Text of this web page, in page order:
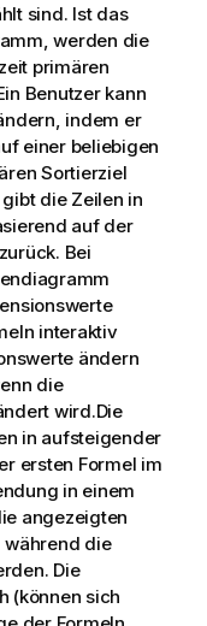
sind. Ist das
werden die
primären
Benutzer kann
indem er
einer beliebigen
Sortierziel
gibt die Zeilen in
auf der
Bei
interaktiv
ändern
die
wird.Die
in aufsteigender
ersten Formel im
in einem
angezeigten
während die
Die
(können sich